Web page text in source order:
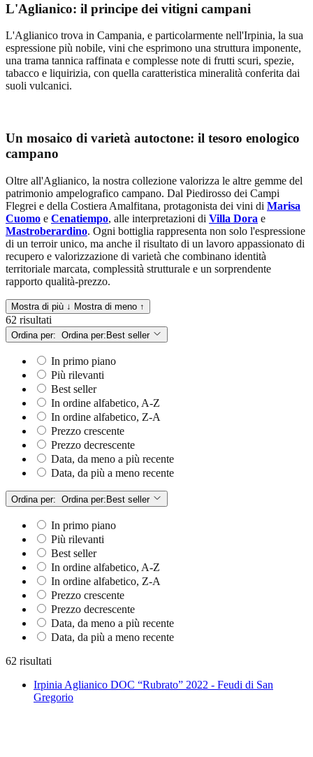
L'Aglianico: il principe dei vitigni campani
L'Aglianico trova in Campania, e particolarmente nell'Irpinia, la sua
espressione più nobile, vini che esprimono una struttura imponente,
una trama tannica raffinata e complesse note di frutti scuri, spezie,
tabacco e liquirizia, con quella caratteristica mineralità conferita dai
suoli vulcanici.
Un mosaico di varietà autoctone: il tesoro enologico
campano
Oltre all'Aglianico, la nostra collezione valorizza le altre gemme del
patrimonio ampelografico campano. Dal Piedirosso dei Campi
Flegrei e della Costiera Amalfitana, protagonista dei vini di Marisa
Cuomo e Cenatiempo, alle interpretazioni di Villa Dora e
Mastroberardino. Ogni bottiglia rappresenta non solo l'espressione
di un terroir unico, ma anche il risultato di un lavoro appassionato di
recupero e valorizzazione di varietà che combinano identità
territoriale marcata, complessità strutturale e un sorprendente
rapporto qualità-prezzo.
Mostra di più ↓ Mostra di meno ↑
62 risultati
Ordina per: Ordina per:Best seller
In primo piano
Più rilevanti
Best seller
In ordine alfabetico, A-Z
In ordine alfabetico, Z-A
Prezzo crescente
Prezzo decrescente
Data, da meno a più recente
Data, da più a meno recente
Ordina per: Ordina per:Best seller
In primo piano
Più rilevanti
Best seller
In ordine alfabetico, A-Z
In ordine alfabetico, Z-A
Prezzo crescente
Prezzo decrescente
Data, da meno a più recente
Data, da più a meno recente
62 risultati
Irpinia Aglianico DOC “Rubrato” 2022 - Feudi di San
Gregorio